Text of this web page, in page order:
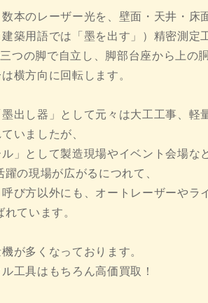
本のレーザー光を、壁面・天井・床
築用語では「墨を出す」）精密測定
つの脚で自立し、脚部台座から上の
横方向に回転します。
出し器」として元々は大工工事、軽
いましたが、
」として製造現場やイベント会場な
の現場が広がるにつれて、
び方以外にも、オートレーザーやラ
ています。
が多くなっております。
工具はもちろん高価買取！